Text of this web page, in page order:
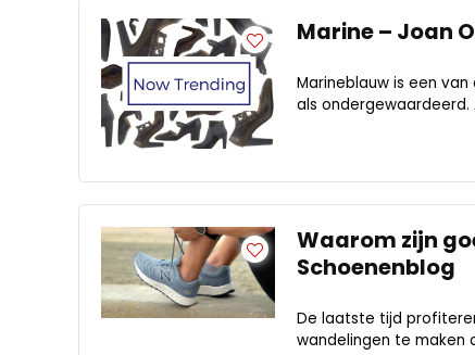
Marine – Joan
Marineblauw is een
als ondergewaardeerd.
Waarom zijn
Schoenenblog
De laatste tijd
wandelingen te maken